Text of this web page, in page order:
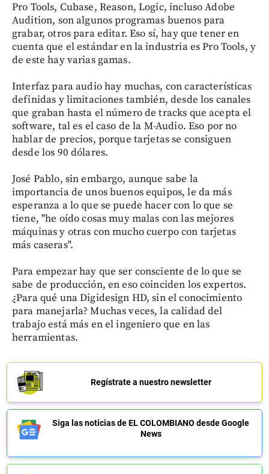
Pro Tools, Cubase, Reason, Logic, incluso Adobe
Audition, son algunos programas buenos para
grabar, otros para editar. Eso sí, hay que tener en
cuenta que el estándar en la industria es Pro Tools, y
de este hay varias gamas.
Interfaz para audio hay muchas, con características
definidas y limitaciones también, desde los canales
que graban hasta el número de tracks que acepta el
software, tal es el caso de la M-Audio. Eso por no
hablar de precios, porque tarjetas se consiguen
desde los 90 dólares.
José Pablo, sin embargo, aunque sabe la
importancia de unos buenos equipos, le da más
esperanza a lo que se puede hacer con lo que se
tiene, "he oído cosas muy malas con las mejores
máquinas y otras con mucho cuerpo con tarjetas
más caseras".
Para empezar hay que ser consciente de lo que se
sabe de producción, en eso coinciden los expertos.
¿Para qué una Digidesign HD, sin el conocimiento
para manejarla? Muchas veces, la calidad del
trabajo está más en el ingeniero que en las
herramientas.
Regístrate a nuestro newsletter
Siga las noticias de EL COLOMBIANO desde Google
News